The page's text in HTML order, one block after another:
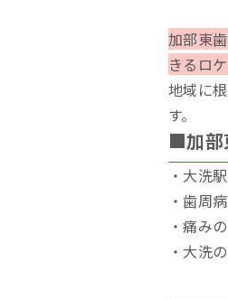
加部東
きるロ
地域に
す。
■加部
・大洗
・歯周
・痛み
・大洗